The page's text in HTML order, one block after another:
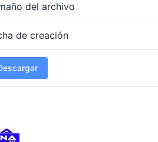
del archivo
de creación